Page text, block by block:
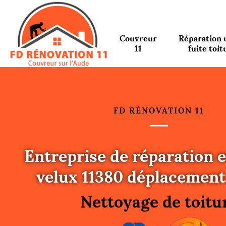
Couvreur
11
Réparation
fuite
FD RÉNOVATION 11
Entreprise de réparation
velux 11380
Urgence fuite
Changement de
Nettoyage de